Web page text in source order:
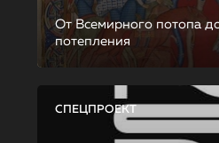
От Всемирного потопа
потепления
СПЕЦПРОЕКТ